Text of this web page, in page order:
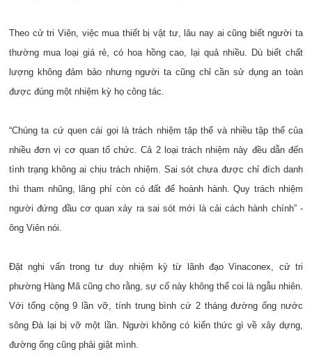
Theo cử tri Viên, việc mua thiết bị vật tư, lâu nay ai cũng biết người ta
thường mua loại giá rẻ, có hoa hồng cao, lại quả nhiều. Dù biết chất
lượng không đảm bảo nhưng người ta cũng chỉ cần sử dụng an toàn
được đúng một nhiệm kỳ họ công tác.
“Chúng ta cứ quen cái gọi là trách nhiệm tập thể và nhiều tập thể của
nhiều đơn vị cơ quan tổ chức. Cả 2 loại trách nhiệm này đều dẫn đến
tình trạng không ai chịu trách nhiệm. Sai sót chưa được chỉ đích danh
thì tham nhũng, lãng phí còn có đất để hoành hành. Quy trách nhiệm
người đứng đầu cơ quan xảy ra sai sót mới là cải cách hành chính” -
ông Viên nói.
Đặt nghi vấn trong tư duy nhiệm kỳ từ lãnh đạo Vinaconex, cử tri
phường Hàng Mã cũng cho rằng, sự cố này không thể coi là ngẫu nhiên.
Với tổng cộng 9 lần vỡ, tính trung bình cứ 2 tháng đường ống nước
sông Đà lại bị vỡ một lần. Người không có kiến thức gì về xây dựng,
đường ống cũng phải giật mình.